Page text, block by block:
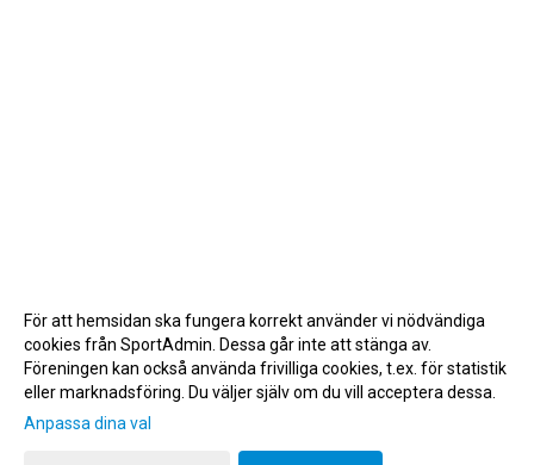
Gå till Webbversion
För att hemsidan ska fungera korrekt använder vi nödvändiga
cookies från SportAdmin. Dessa går inte att stänga av.
Föreningen kan också använda frivilliga cookies, t.ex. för statistik
eller marknadsföring. Du väljer själv om du vill acceptera dessa.
Anpassa dina val